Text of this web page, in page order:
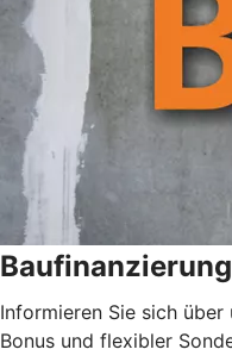
Baufinanzierung
Informieren Sie sich
Bonus und flexibler